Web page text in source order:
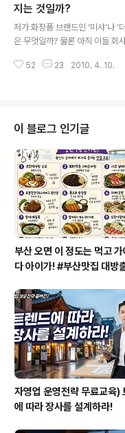
있기 때문이다.’ 등으로 대답한다.
가지고 싶고, 그러한 일들을 배우
‘음,,,’하고 대답을 하지 못하는 사
좋은 자동차 등도 마찬가지이다
을 느끼고 누리고 싶은 것이다. 그
지는 것일까?
저가 화장품 브랜드인 ‘미샤’나 ‘
은 무엇일까? 물론 아직 이들 회
기는 여러모로 어려운 점이 있기
다. 유명 스타들을 기용한 TV이
만 아니라 싸구려 화장품이라는
되게 포장한 용기도 한몫했다.
러한 상태를 유지한다는 것은
다. 하지만 그로 인해 저가 화장
끼는 브랜드 인지도와 호감도가
52 23 2010. 4. 10.
이 블로그 인기글
부산 오면 이 정도는 먹고
다 아이가! #부산맛집 대방
자영업 운영전략 무료교육)
에 따라 장사를 설계하라!